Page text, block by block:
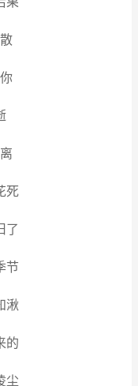
死
了
节
湫
的
尘